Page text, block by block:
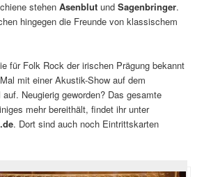
stehenAsenblut undSagenbringer.
hingegen die Freunde von klassischem
für Folk Rock der irischen Prägung bekannt
mit einer Akustik-Show auf dem
Neugierig geworden? Das gesamte
mehr bereithält, findet ihr unter
. Dort sind auch noch Eintrittskarten